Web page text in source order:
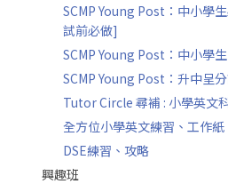
SCMP Young Post：中小學
試前必做]
SCMP Young Post：中小學
SCMP Young Post：升中呈
Tutor Circle 尋補 : 小學英文
全方位小學英文練習、工作紙
DSE練習、攻略
興趣班